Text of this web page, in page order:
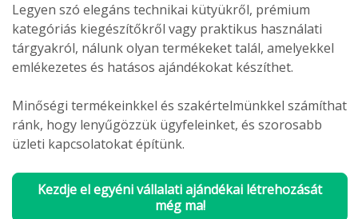
Legyen szó elegáns technikai kütyükről, prémium
kategóriás kiegészítőkről vagy praktikus használati
tárgyakról, nálunk olyan termékeket talál, amelyekkel
emlékezetes és hatásos ajándékokat készíthet.
Minőségi termékeinkkel és szakértelmünkkel számíthat
ránk, hogy lenyűgözzük ügyfeleinket, és szorosabb
üzleti kapcsolatokat építünk.
Kezdje el egyéni vállalati ajándékai létrehozását
még ma!